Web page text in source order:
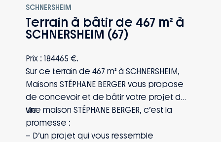
À PARTIR DE184 465€
SCHNERSHEIM
Terrain à bâtir de 467 m² à
SCHNERSHEIM (67)
Prix : 184465 €.
Sur ce terrain de 467 m² à SCHNERSHEIM,
Maisons STÉPHANE BERGER vous propose
de concevoir et de bâtir votre projet de
vie.
Une maison STÉPHANE BERGER, c’est la
promesse :
– D’un projet qui vous ressemble